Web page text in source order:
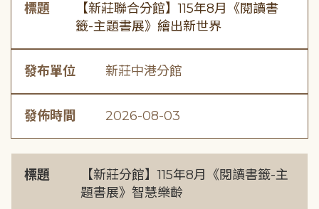
標題
【新莊聯合分館】115年8月《閱讀書
籤-主題書展》繪出新世界
發布單位 新莊中港分館
發佈時間 2026-08-03
標題
【新莊分館】115年8月《閱讀書籤-主
題書展》智慧樂齡